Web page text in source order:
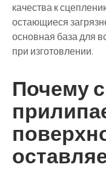
качества к
остающиеся
основная база для
при изготовлении.
Почему